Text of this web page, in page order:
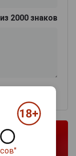
из 2000 знаков